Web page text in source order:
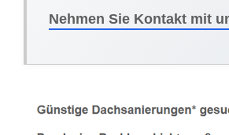
Nehmen Sie Kontakt mit